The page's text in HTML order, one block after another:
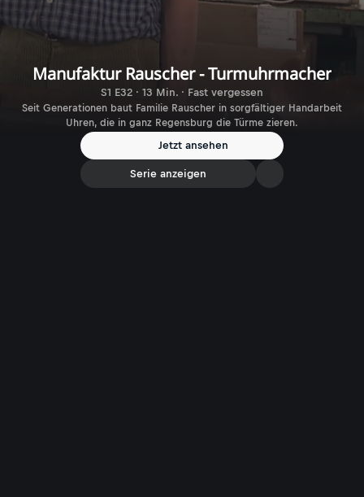
Manufaktur Rauscher - Turmuhrmacher
S1 E32 · 13 Min. · Fast vergessen
Seit Generationen baut Familie Rauscher in sorgfältiger Handarbeit
Uhren, die in ganz Regensburg die Türme zieren.
Jetzt ansehen
Serie anzeigen